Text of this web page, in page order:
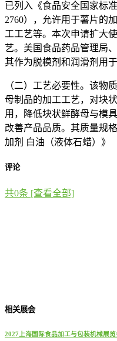
已列入《食品安全国家标
2760），允许用于薯片的
工工艺等。本次申请扩大
艺。美国食品药品管理局
其作为脱模剂和润滑剂用
（二）工艺必要性。该物
母制品的加工工艺，对块
用，降低块状鲜酵母与模
改善产品品质。其质量规
加剂 白油（液体石蜡）》
评论
共0条 [查看全部]
相关展会
2027上海国际食品加工与包装机械展